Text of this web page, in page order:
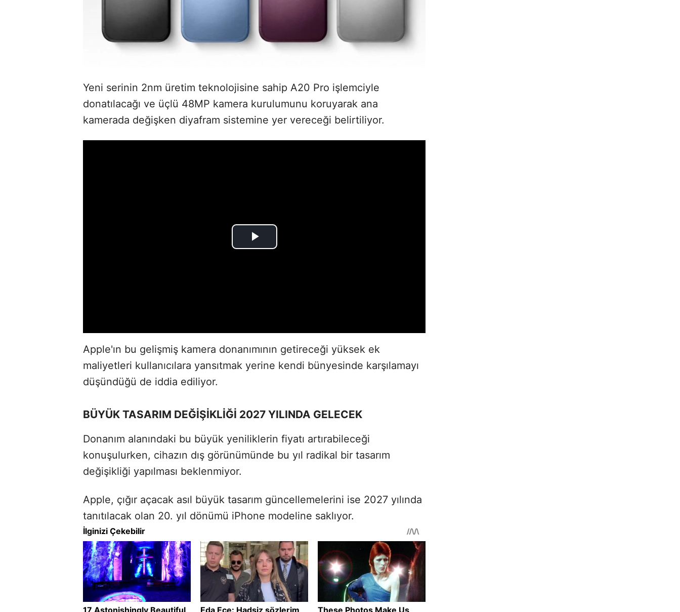
Yeni serinin 2nm üretim teknolojisine sahip A20 Pro işlemciyle
donatılacağı ve üçlü 48MP kamera kurulumunu koruyarak ana
kamerada değişken diyafram sistemine yer vereceği belirtiliyor.
Apple'ın bu gelişmiş kamera donanımının getireceği yüksek ek
maliyetleri kullanıcılara yansıtmak yerine kendi bünyesinde karşılamayı
düşündüğü de iddia ediliyor.
BÜYÜK TASARIM DEĞİŞİKLİĞİ 2027 YILINDA GELECEK
Donanım alanındaki bu büyük yeniliklerin fiyatı artırabileceği
konuşulurken, cihazın dış görünümünde bu yıl radikal bir tasarım
değişikliği yapılması beklenmiyor.
Apple, çığır açacak asıl büyük tasarım güncellemelerini ise 2027 yılında
tanıtılacak olan 20. yıl dönümü iPhone modeline saklıyor.